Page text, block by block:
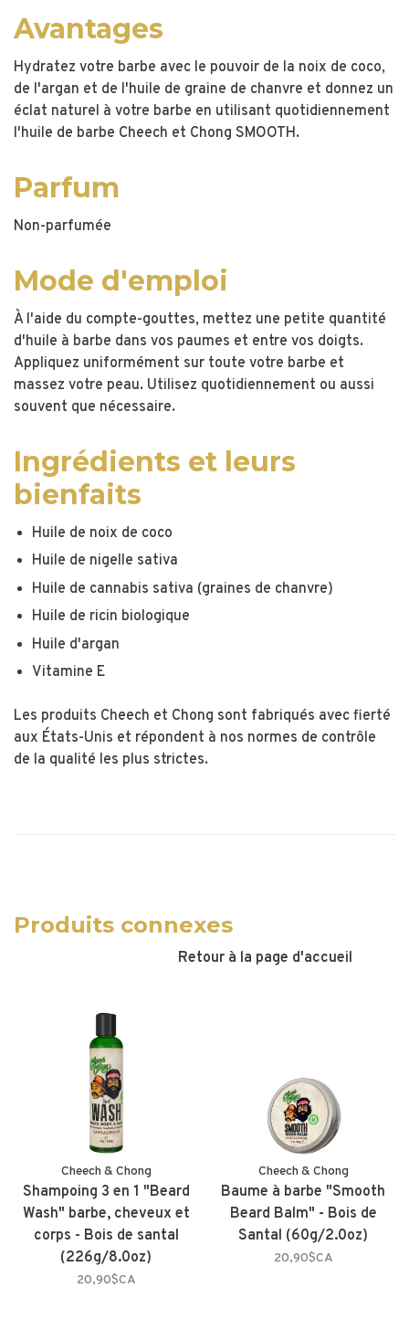
Avantages
Hydratez votre barbe avec le pouvoir de la noix de coco,
de l'argan et de l'huile de graine de chanvre et donnez un
éclat naturel à votre barbe en utilisant quotidiennement
l'huile de barbe Cheech et Chong SMOOTH.
Parfum
Non-parfumée
Mode d'emploi
À l'aide du compte-gouttes, mettez une petite quantité
d'huile à barbe dans vos paumes et entre vos doigts.
Appliquez uniformément sur toute votre barbe et
massez votre peau. Utilisez quotidiennement ou aussi
souvent que nécessaire.
Ingrédients et leurs
bienfaits
Huile de noix de coco
Huile de nigelle sativa
Huile de cannabis sativa (graines de chanvre)
Huile de ricin biologique
Huile d'argan
Vitamine E
Les produits Cheech et Chong sont fabriqués avec fierté
aux États-Unis et répondent à nos normes de contrôle
de la qualité les plus strictes.
Produits connexes
Retour à la page d'accueil
Cheech & Chong
Shampoing 3 en 1 "Beard
Wash" barbe, cheveux et
corps - Bois de santal
(226g/8.0oz)
20,90$CA
Cheech & Chong
Baume à barbe "Smooth
Beard Balm" - Bois de
Santal (60g/2.0oz)
20,90$CA